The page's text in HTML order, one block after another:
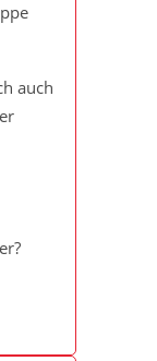
auch